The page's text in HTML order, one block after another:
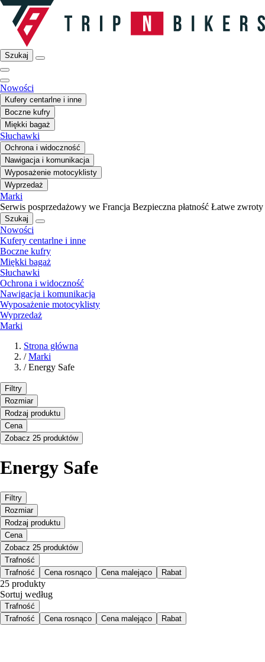
Szukaj
Nowości
Kufery centarlne i inne
Boczne kufry
Miękki bagaż
Słuchawki
Ochrona i widoczność
Nawigacja i komunikacja
Wyposażenie motocyklisty
Wyprzedaż
Marki
Serwis posprzedażowy we Francja Bezpieczna płatność Łatwe zwroty
Szukaj
Nowości
Kufery centarlne i inne
Boczne kufry
Miękki bagaż
Słuchawki
Ochrona i widoczność
Nawigacja i komunikacja
Wyposażenie motocyklisty
Wyprzedaż
Marki
Strona główna
/ Marki
/ Energy Safe
Filtry
Rozmiar
Rodzaj produktu
Cena
Zobacz 25 produktów
Energy Safe
Filtry
Rozmiar
Rodzaj produktu
Cena
Zobacz 25 produktów
Trafność
Trafność
Cena rosnąco Cena malejąco Rabat
25 produkty
Sortuj według
Trafność
Trafność
Cena rosnąco Cena malejąco Rabat